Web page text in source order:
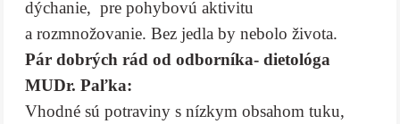
dýchanie, pre pohybovú aktivitu
a rozmnožovanie. Bez jedla by nebolo života.
Pár dobrých rád od odborníka- dietológa
MUDr. Paľka:
Vhodné sú potraviny s nízkym obsahom tuku,